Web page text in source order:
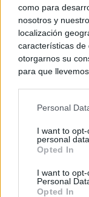
como para
nosotros y
localización
características de
otorgarnos su
para que
negar su
de su
rechazar tal
cualquier
visitando nuestra
Personal
I want to
personal data.
Opted In
I want to
Personal
Opted In